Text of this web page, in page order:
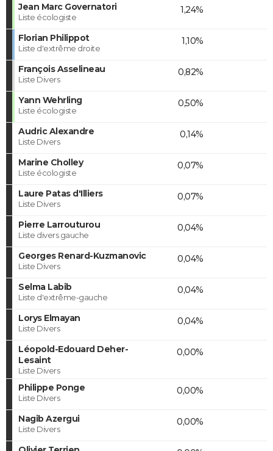
Jean Marc Governatori
Liste écologiste
1,24%
Florian Philippot
Liste d'extrême droite
1,10%
François Asselineau
Liste Divers
0,82%
Yann Wehrling
Liste écologiste
0,50%
Audric Alexandre
Liste Divers
0,14%
Marine Cholley
Liste écologiste
0,07%
Laure Patas d'Illiers
Liste Divers
0,07%
Pierre Larrouturou
Liste divers gauche
0,04%
Georges Renard-Kuzmanovic
Liste Divers
0,04%
Selma Labib
Liste d'extrême-gauche
0,04%
Lorys Elmayan
Liste Divers
0,04%
Léopold-Edouard Deher-
Lesaint
Liste Divers
0,00%
Philippe Ponge
Liste Divers
0,00%
Nagib Azergui
Liste Divers
0,00%